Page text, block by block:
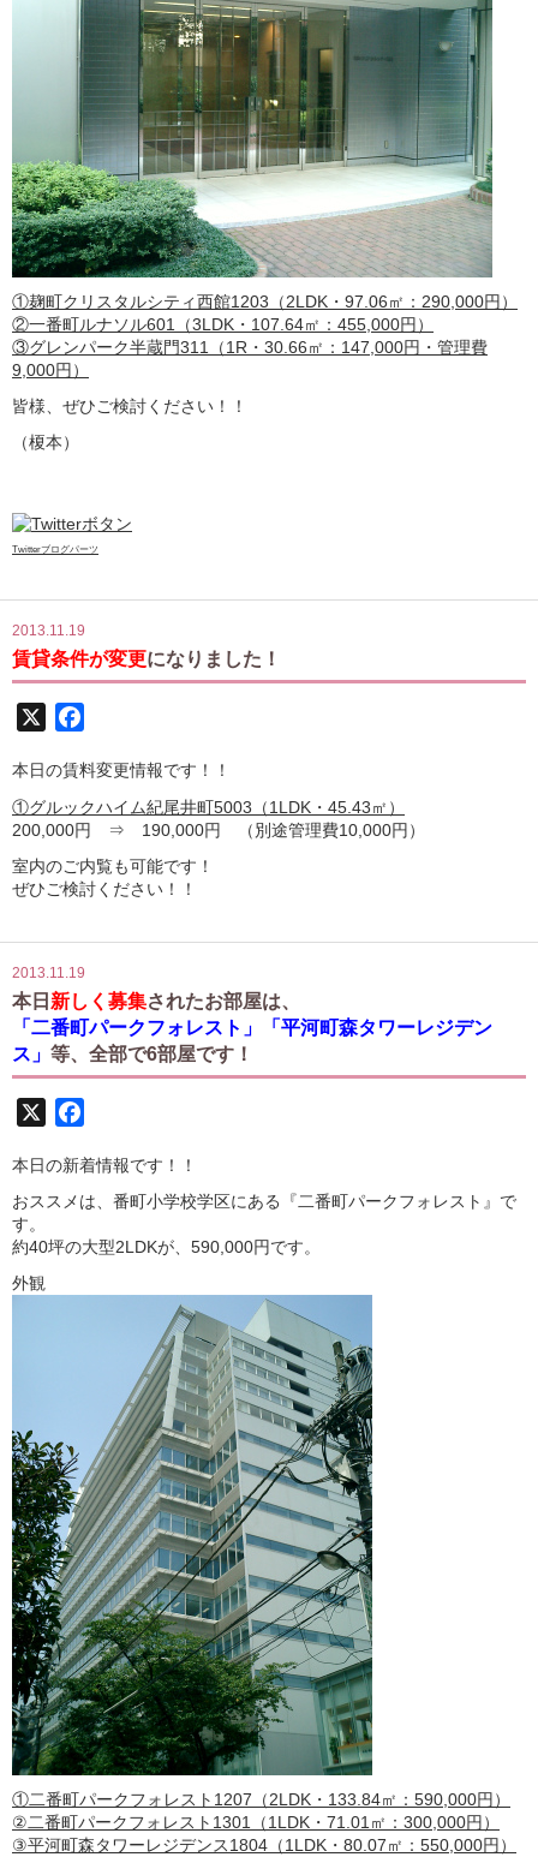
①麹町クリスタルシティ西館1203（2LDK・97.06㎡：290,000円）
②一番町ルナソル601（3LDK・107.64㎡：455,000円）
③グレンパーク半蔵門311（1R・30.66㎡：147,000円・管理費
9,000円）
皆様、ぜひご検討ください！！
（榎本）
Twitterブログパーツ
2013.11.19
賃貸条件が変更になりました！
本日の賃料変更情報です！！
①グルックハイム紀尾井町5003（1LDK・45.43㎡）
200,000円 ⇒ 190,000円 （別途管理費10,000円）
室内のご内覧も可能です！
ぜひご検討ください！！
2013.11.19
本日 新しく募集されたお部屋は、
「二番町パークフォレスト」「平河町森タワーレジデン
ス」 等、全部で6部屋です！
本日の新着情報です！！
おススメは、番町小学校学区にある『二番町パークフォレスト』で
す。
約40坪の大型2LDKが、590,000円です。
外観
①二番町パークフォレスト1207（2LDK・133.84㎡：590,000円）
②二番町パークフォレスト1301（1LDK・71.01㎡：300,000円）
③平河町森タワーレジデンス1804（1LDK・80.07㎡：550,000円）